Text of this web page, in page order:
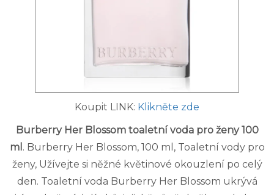
Koupit LINK: Klikněte zde
Burberry Her Blossom toaletní voda pro ženy 100
ml . Burberry Her Blossom, 100 ml, Toaletní vody pro
ženy, Užívejte si něžné květinové okouzlení po celý
den. Toaletní voda Burberry Her Blossom ukrývá